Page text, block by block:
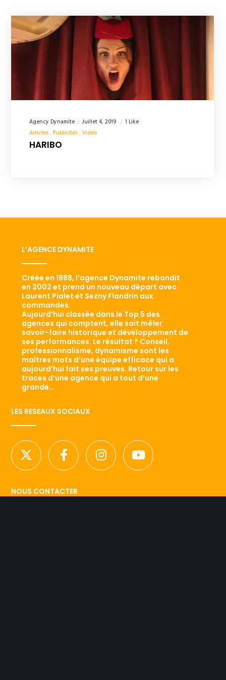
Agency Dynamite Juillet 4, 2019
1 Like
Articles Publicités Vidéo
HARIBO
L’AGENCE DYNAMITE
Créée en 1988, l’agence Dynamite rebondit
en 2002 et prend un nouveau départ avec
Laurent Pialet et Sezny Flandrin aux
commandes.
Aujourd’hui classée dans le Top 5 des
agences qui comptent, elle sait mêler
savoir-faire historique et développement de
ses performances. Le résultat ? Conseil,
professionnalisme, dynamisme sont les
maîtres mots d’une équipe efficace qui a
aujourd’hui fait ses preuves. Retour sur les
traces d’une agence qui a tout d’une
grande…
LES RESEAUX SOCIAUX
NOUS CONTACTER